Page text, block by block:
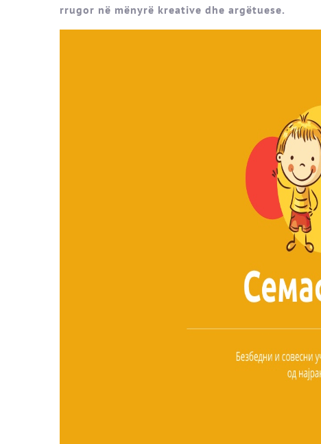
rrugor në mënyrë kreative dhe argëtuese.